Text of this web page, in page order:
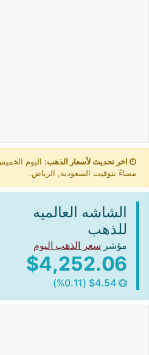
اخر تحديث لأسعار الذهب:
مساءً بتوقيت السعودية, الرياض.
الشاشه العالميه
للذهب
مؤشر سعر الذهب اليوم
$4,252.06